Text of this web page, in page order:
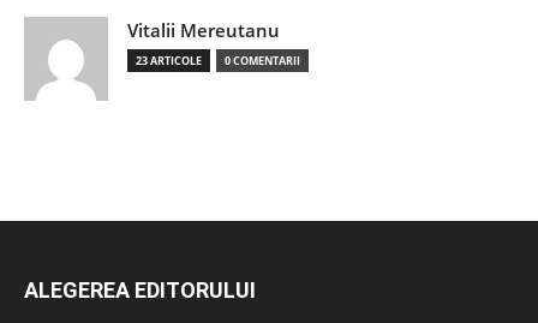
Vitalii Mereutanu
23 ARTICOLE 0 COMENTARII
ALEGEREA EDITORULUI